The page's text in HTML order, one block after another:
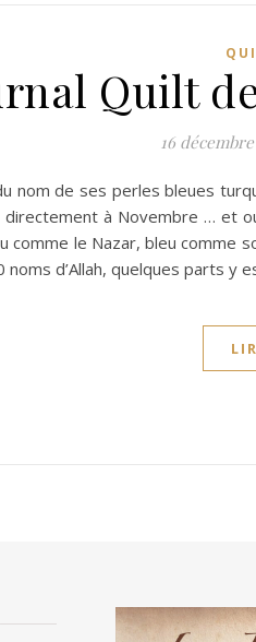
Quilt
16 décembre
nom de ses perles bleues
à Novembre … et
le Nazar, bleu comme
d’Allah, quelques parts y